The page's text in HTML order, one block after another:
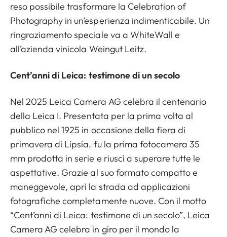
reso possibile trasformare la Celebration of
Photography in un’esperienza indimenticabile. Un
ringraziamento speciale va a WhiteWall e
all’azienda vinicola Weingut Leitz.
Cent’anni di Leica: testimone di un secolo
Nel 2025 Leica Camera AG celebra il centenario
della Leica I. Presentata per la prima volta al
pubblico nel 1925 in occasione della fiera di
primavera di Lipsia, fu la prima fotocamera 35
mm prodotta in serie e riuscì a superare tutte le
aspettative. Grazie al suo formato compatto e
maneggevole, aprì la strada ad applicazioni
fotografiche completamente nuove. Con il motto
“Cent’anni di Leica: testimone di un secolo”, Leica
Camera AG celebra in giro per il mondo la